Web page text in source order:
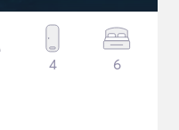
4 6